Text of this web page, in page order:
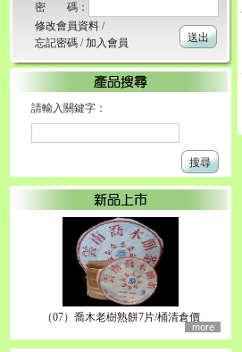
密 碼：
修改會員資料 /
忘記密碼 /加入會員 送出
請輸入關鍵字：
搜尋
（07）喬木老樹熟餅7片/桶清倉價
more